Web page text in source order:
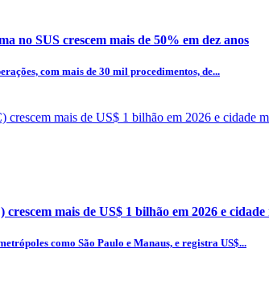
no SUS crescem mais de 50% em dez anos
com mais de 30 mil procedimentos, de...
mais de US$ 1 bilhão em 2026 e cidade
como São Paulo e Manaus, e registra US$...